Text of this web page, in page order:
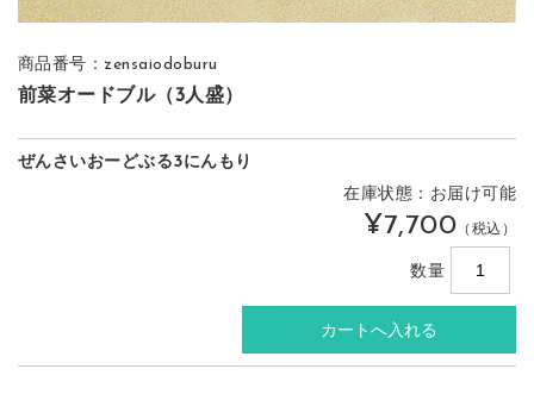
商品番号：zensaiodoburu
前菜オードブル（3人盛）
ぜんさいおーどぶる3にんもり
在庫状態：お届け可能
¥7,700 （税込）
数量